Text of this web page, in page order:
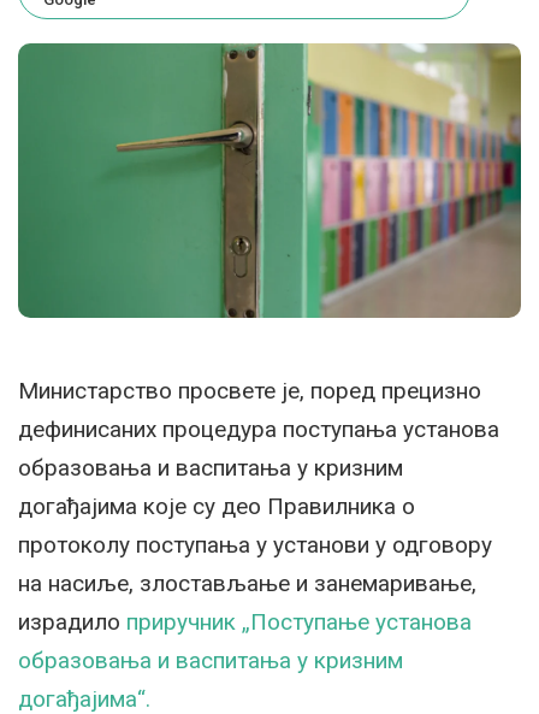
Министарство просвете је, поред прецизно
дефинисаних процедура поступања установа
образовања и васпитања у кризним
догађајима које су део Правилника о
протоколу поступања у установи у одговору
на насиље, злостављање и занемаривање,
израдило приручник „Поступање установа
образовања и васпитања у кризним
догађајима“.